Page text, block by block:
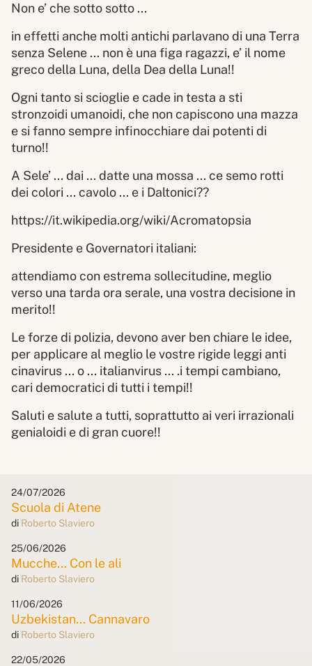
Non e’ che sotto sotto ...
in effetti anche molti antichi parlavano di una Terra
senza Selene ... non è una figa ragazzi, e’ il nome
greco della Luna, della Dea della Luna!!
Ogni tanto si scioglie e cade in testa a sti
stronzoidi umanoidi, che non capiscono una mazza
e si fanno sempre infinocchiare dai potenti di
turno!!
A Sele’ ... dai ... datte una mossa ... ce semo rotti
dei colori ... cavolo ... e i Daltonici??
https://it.wikipedia.org/wiki/Acromatopsia
Presidente e Governatori italiani:
attendiamo con estrema sollecitudine, meglio
verso una tarda ora serale, una vostra decisione in
merito!!
Le forze di polizia, devono aver ben chiare le idee,
per applicare al meglio le vostre rigide leggi anti
cinavirus ... o ... italianvirus ... .i tempi cambiano,
cari democratici di tutti i tempi!!
Saluti e salute a tutti, soprattutto ai veri irrazionali
genialoidi e di gran cuore!!
24/07/2026
Scuola di Atene
di Roberto Slaviero
25/06/2026
Mucche... Con le ali
di Roberto Slaviero
11/06/2026
Uzbekistan... Cannavaro
di Roberto Slaviero
22/05/2026